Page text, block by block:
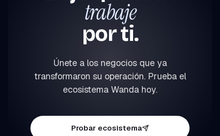
trabaje
por ti.
Únete a los negocios que ya
transformaron su operación. Prueba el
ecosistema Wanda hoy.
Probar ecosistema